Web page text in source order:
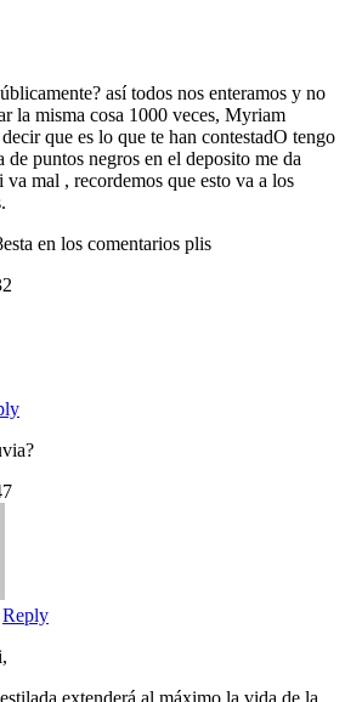
así todos nos enteramos y no
la misma cosa 1000 veces, Myriam
que es lo que te han contestadO tengo
de puntos negros en el deposito me da
va mal , recordemos que esto va a los
en los comentarios plis
Reply
extenderá al máximo la vida de la